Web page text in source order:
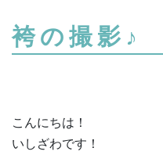
袴の撮影♪
こんにちは！
いしざわです！